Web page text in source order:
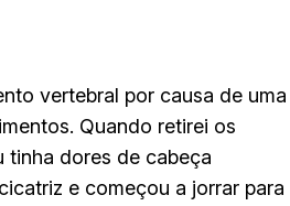
vertebral por causa de uma
Quando retirei os
tinha dores de cabeça
e começou a jorrar para